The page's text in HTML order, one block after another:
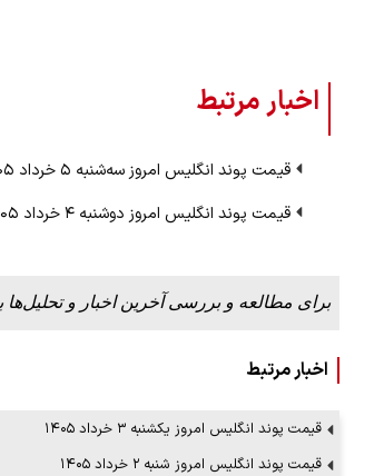
اخبار مرتبط
قیمت پوند انگلیس امروز سه‌شنبه ۵ خرداد ۱۴۰۵
قیمت پوند انگلیس امروز دوشنبه ۴ خرداد ۱۴۰۵
برای مطالعه و بررسی آخرین اخبار و تحلیل‌ها
اخبار مرتبط
قیمت پوند انگلیس امروز یکشنبه ۳ خرداد ۱۴۰۵
قیمت پوند انگلیس امروز شنبه ۲ خرداد ۱۴۰۵